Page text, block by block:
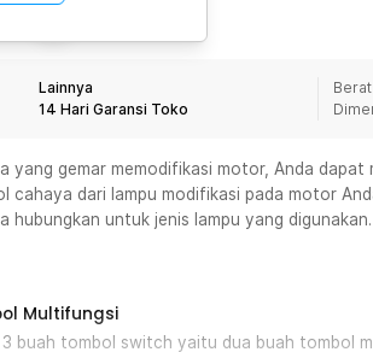
Senin - Jumat
Senin -
Senin -
Toko Tangerang
Toko Cikupa
Pick n Go Jakarta Barat
Senin -
Pick n Go Depok
Lainnya
14 Hari Garansi Toko
yang gemar memodifikasi motor, Anda
cahaya dari lampu modifikasi pada motor
hubungkan untuk jenis lampu yang digunakan.
Multifungsi
3 buah tombol switch yaitu dua buah tombol